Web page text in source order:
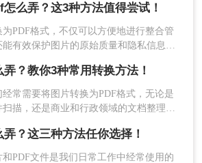
片，如果要转换的图片较多可以
而批量转换，点击转换之前可按
，然后再点开始转换。
怎么弄呢？下面，我们将详细介绍两种将
方法。
么弄？这3种方法值得尝试！
PDF格式，不仅可以方便地进行整合管
有效保护图片的原始质量和隐私信息。
轻松实现图片到PDF的转换。
？教你3种常用转换方法！
常需要将图片转换为PDF格式，无论是
描，还是商业和行政领域的文档整理、
怎么弄呢？本文将介绍三种将图片转换为
？这三种方法任你选择！
PDF文件是我们日常工作中经常使用的